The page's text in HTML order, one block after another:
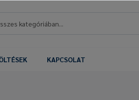
KAPCSOLAT